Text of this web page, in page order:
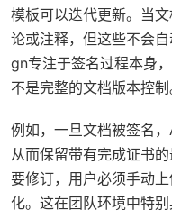
模板可以迭代更新。当
论或注释，但这些不会
gn专注于签名过程本身
不是完整的文档版本控制
例如，一旦文档被签名
从而保留带有完成证书
要修订，用户必须手动
化。这在团队环境中特